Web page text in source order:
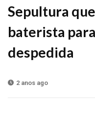
Sepultura
baterista
despedida
2 anos ago